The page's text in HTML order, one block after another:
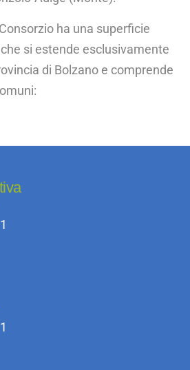
ha una superficie
si estende esclusivamente
di Bolzano e comprende